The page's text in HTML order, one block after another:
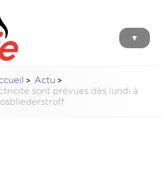
▼
Actu
sont prévues dès lundi à